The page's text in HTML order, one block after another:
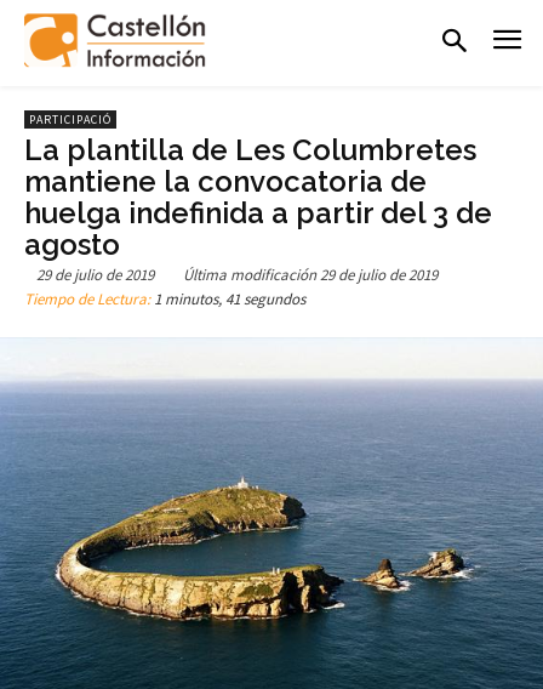
PARTICIPACIÓ
La plantilla de Les Columbretes
mantiene la convocatoria de
huelga indefinida a partir del 3 de
agosto
29 de julio de 2019 Última modificación29 de julio de 2019
Tiempo de Lectura:1 minutos, 41 segundos